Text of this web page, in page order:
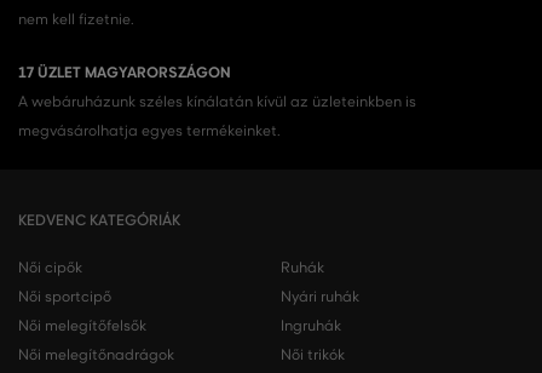
nem kell fizetnie.
17 ÜZLET MAGYARORSZÁGON
A webáruházunk széles kínálatán kívül az üzleteinkben is
megvásárolhatja egyes termékeinket.
KEDVENC KATEGÓRIÁK
Női cipők
Női sportcipő
Női melegítőfelsők
Női melegítőnadrágok
Ruhák
Nyári ruhák
Ingruhák
Női trikók